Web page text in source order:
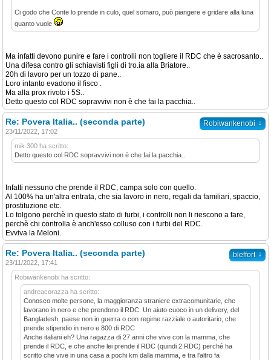
Ci godo che Conte lo prende in culo, quel somaro, può piangere e gridare alla luna
quanto vuole
Ma infatti devono punire e fare i controlli non togliere il RDC che è sacrosanto..
Una difesa contro gli schiavisti figli di tro.ia alla Briatore..
20h di lavoro per un tozzo di pane..
Loro intanto evadono il fisco .
Ma alla prox rivoto i 5S..
Detto questo col RDC sopravvivi non è che fai la pacchia..
Robiwankenobi ↓
Re: Povera Italia.. (seconda parte)
23/11/2022, 17:02
mik.300 ha scritto:
Detto questo col RDC sopravvivi non è che fai la pacchia..
Infatti nessuno che prende il RDC, campa solo con quello.
Al 100% ha un'altra entrata, che sia lavoro in nero, regali da familiari, spaccio,
prostituzione etc.
Lo tolgono perchè in questo stato di furbi, i controlli non li riescono a fare,
perchè chi controlla è anch'esso colluso con i furbi del RDC.
Evviva la Meloni.
bleffort ↓
Re: Povera Italia.. (seconda parte)
23/11/2022, 17:41
Robiwankenobi ha scritto:
andreacorazza ha scritto:
Conosco molte persone, la maggioranza straniere extracomunitarie, che
lavorano in nero e che prendono il RDC. Un aiuto cuoco in un delivery, del
Bangladesh, paese non in guerra o con regime razziale o autoritario, che
prende stipendio in nero e 800 di RDC
Anche italiani eh? Una ragazza di 27 anni che vive con la mamma, che
prende il RDC, e che anche lei prende il RDC (quindi 2 RDC) perché ha
scritto che vive in una casa a pochi km dalla mamma, e tra l'altro fa